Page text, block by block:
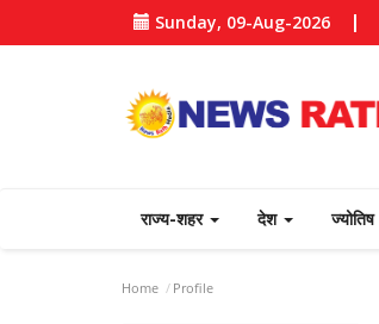
Sunday, 09-Aug-2026
राज्य-शहर देश ज्योतिष
Home Profile